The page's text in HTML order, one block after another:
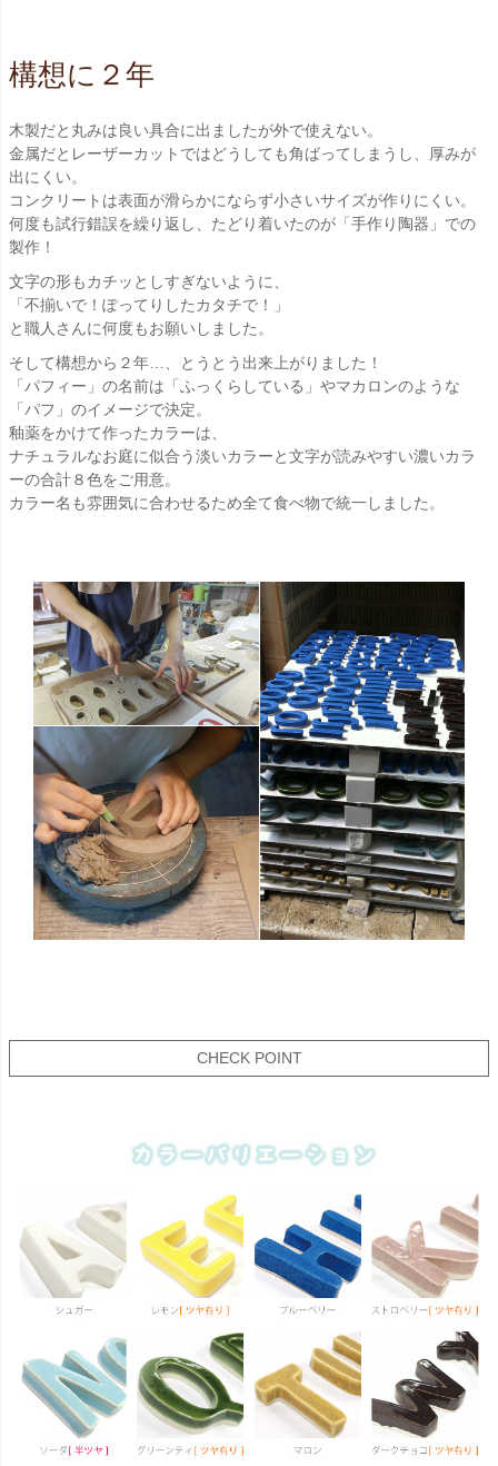
構想に２年
木製だと丸みは良い具合に出ましたが外で使えない。
金属だとレーザーカットではどうしても角ばってしまうし、厚みが
出にくい。
コンクリートは表面が滑らかにならず小さいサイズが作りにくい。
何度も試行錯誤を繰り返し、たどり着いたのが「手作り陶器」での
製作！
文字の形もカチッとしすぎないように、
「不揃いで！ぽってりしたカタチで！」
と職人さんに何度もお願いしました。
そして構想から２年…、とうとう出来上がりました！
「パフィー」の名前は「ふっくらしている」やマカロンのような
「パフ」のイメージで決定。
釉薬をかけて作ったカラーは、
ナチュラルなお庭に似合う淡いカラーと文字が読みやすい濃いカラ
ーの合計８色をご用意。
カラー名も雰囲気に合わせるため全て食べ物で統一しました。
CHECK POINT